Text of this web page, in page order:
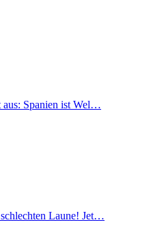
aus: Spanien ist Wel…
Laune! Jet…